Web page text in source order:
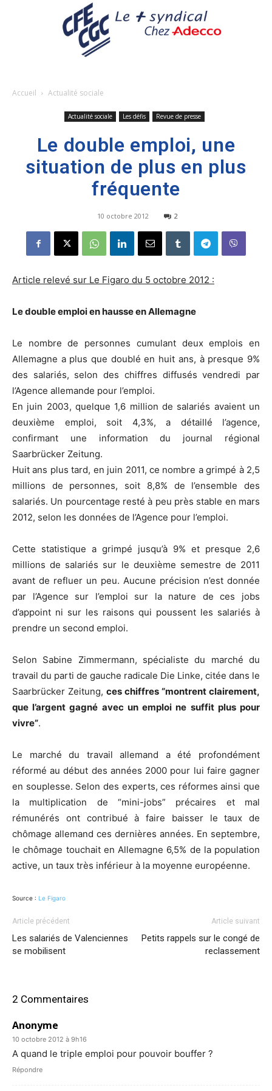
Accueil Actualité sociale
Actualité sociale Les défis Revue de presse
Le double emploi, une
situation de plus en plus
fréquente
10 octobre 2012 2
Article relevé sur Le Figaro du 5 octobre 2012 :
Le double emploi en hausse en Allemagne
Le nombre de personnes cumulant deux emplois en
Allemagne a plus que doublé en huit ans, à presque 9%
des salariés, selon des chiffres diffusés vendredi par
l’Agence allemande pour l’emploi.
En juin 2003, quelque 1,6 million de salariés avaient un
deuxième emploi, soit 4,3%, a détaillé l’agence,
confirmant une information du journal régional
Saarbrücker Zeitung.
Huit ans plus tard, en juin 2011, ce nombre a grimpé à 2,5
millions de personnes, soit 8,8% de l’ensemble des
salariés. Un pourcentage resté à peu près stable en mars
2012, selon les données de l’Agence pour l’emploi.
Cette statistique a grimpé jusqu’à 9% et presque 2,6
millions de salariés sur le deuxième semestre de 2011
avant de refluer un peu. Aucune précision n’est donnée
par l’Agence sur l’emploi sur la nature de ces jobs
d’appoint ni sur les raisons qui poussent les salariés à
prendre un second emploi.
Selon Sabine Zimmermann, spécialiste du marché du
travail du parti de gauche radicale Die Linke, citée dans le
Saarbrücker Zeitung, ces chiffres “montrent clairement,
que l’argent gagné avec un emploi ne suffit plus pour
vivre”.
Le marché du travail allemand a été profondément
réformé au début des années 2000 pour lui faire gagner
en souplesse. Selon des experts, ces réformes ainsi que
la multiplication de “mini-jobs” précaires et mal
rémunérés ont contribué à faire baisser le taux de
chômage allemand ces dernières années. En septembre,
le chômage touchait en Allemagne 6,5% de la population
active, un taux très inférieur à la moyenne européenne.
Source : Le Figaro
Article précédent
Les salariés de Valenciennes
se mobilisent
Article suivant
Petits rappels sur le congé de
reclassement
2 Commentaires
Anonyme
10 octobre 2012 à 9h16
A quand le triple emploi pour pouvoir bouffer ?
Répondre